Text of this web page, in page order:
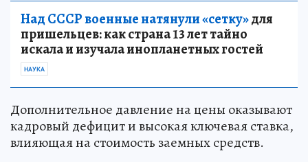
Над СССР военные натянули «сетку»для
пришельцев: как страна 13 лет тайно
искала и изучала инопланетных гостей
НАУКА
Дополнительное давление на цены оказывают
кадровый дефицит и высокая ключевая ставка,
влияющая на стоимость заемных средств.